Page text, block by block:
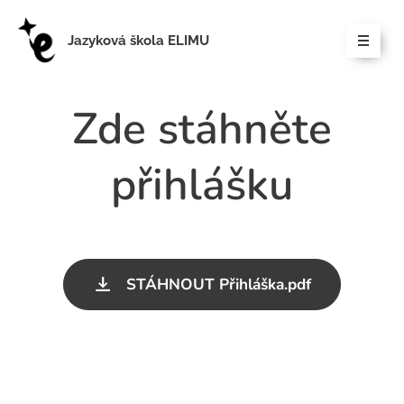
Jazyková škola ELIMU
Zde stáhněte
přihlášku
STÁHNOUT Přihláška.pdf